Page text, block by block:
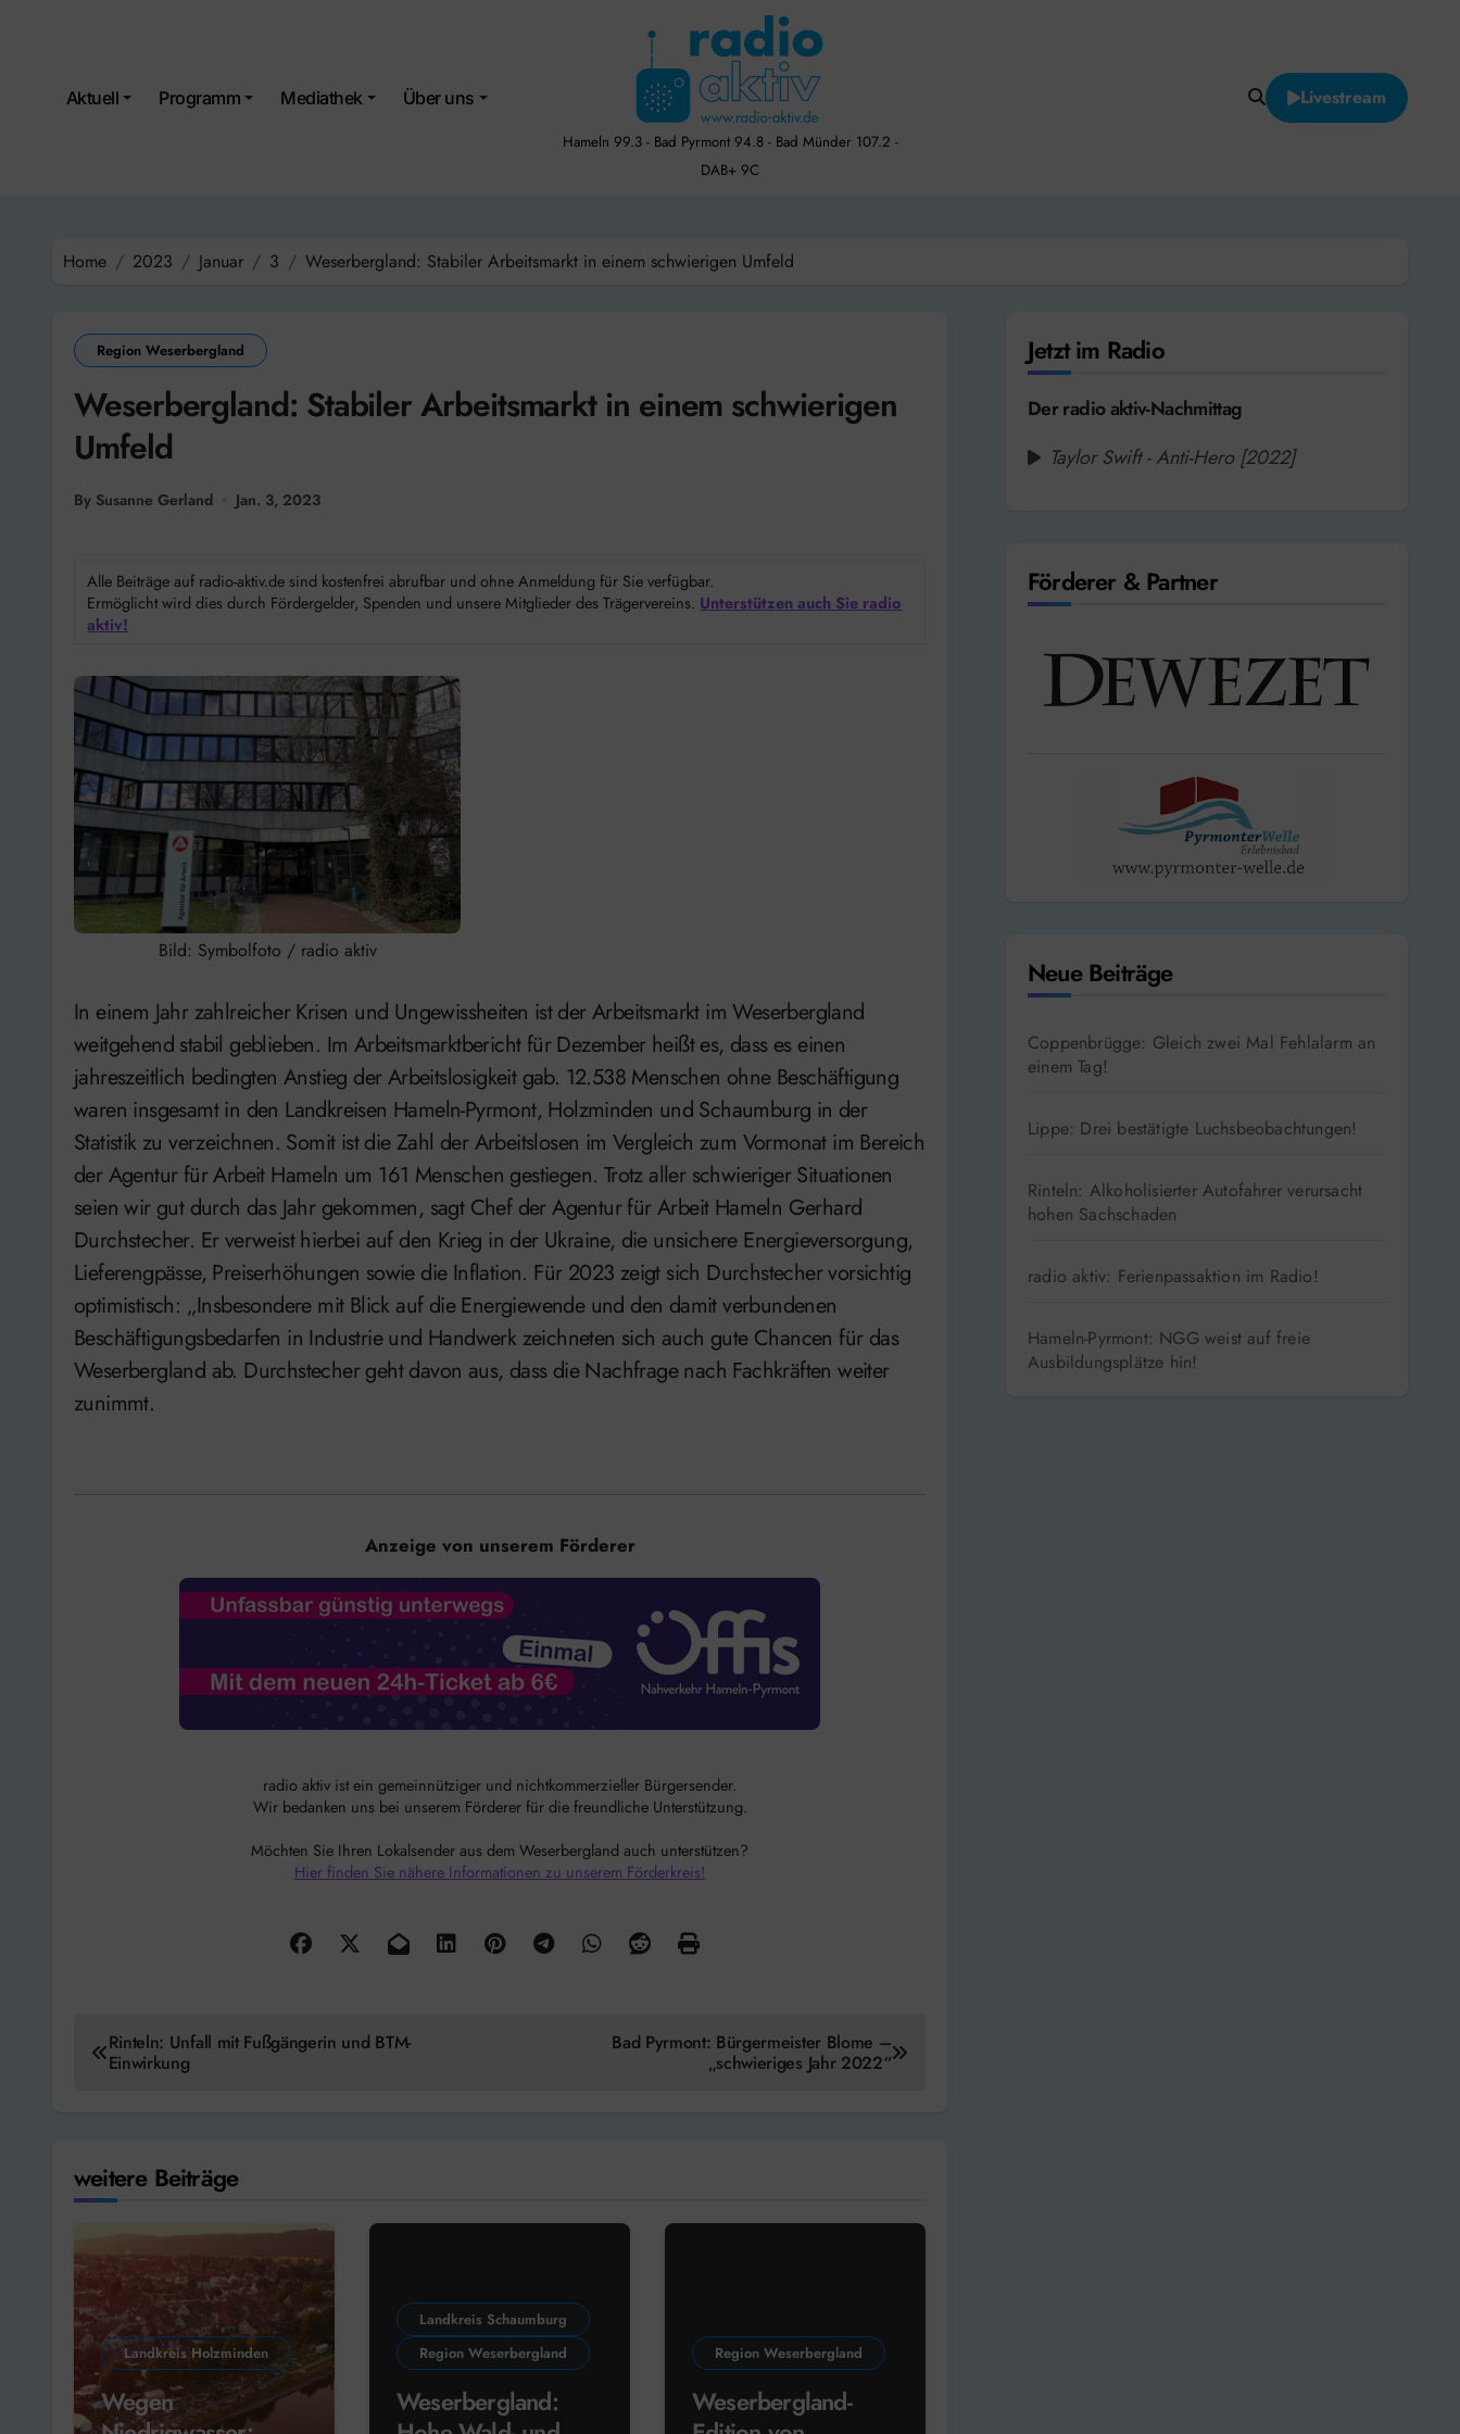
Aktuell Programm Mediathek Über uns
Hameln 99.3 - Bad Pyrmont 94.8 - Bad Münder 107.2 -
DAB+ 9C
Livestream
Home 2023 Januar 3 Weserbergland: Stabiler Arbeitsmarkt in einem schwierigen Umfeld
Region Weserbergland
Weserbergland: Stabiler Arbeitsmarkt in einem schwierigen
Umfeld
By Susanne Gerland Jan. 3, 2023
Alle Beiträge auf radio-aktiv.de sind kostenfrei abrufbar und ohne Anmeldung für Sie verfügbar.
Ermöglicht wird dies durch Fördergelder, Spenden und unsere Mitglieder des Trägervereins. Unterstützen auch Sie radio
aktiv!
Bild: Symbolfoto / radio aktiv
In einem Jahr zahlreicher Krisen und Ungewissheiten ist der Arbeitsmarkt im Weserbergland
weitgehend stabil geblieben. Im Arbeitsmarktbericht für Dezember heißt es, dass es einen
jahreszeitlich bedingten Anstieg der Arbeitslosigkeit gab. 12.538 Menschen ohne Beschäftigung
waren insgesamt in den Landkreisen Hameln-Pyrmont, Holzminden und Schaumburg in der
Statistik zu verzeichnen. Somit ist die Zahl der Arbeitslosen im Vergleich zum Vormonat im Bereich
der Agentur für Arbeit Hameln um 161 Menschen gestiegen. Trotz aller schwieriger Situationen
seien wir gut durch das Jahr gekommen, sagt Chef der Agentur für Arbeit Hameln Gerhard
Durchstecher. Er verweist hierbei auf den Krieg in der Ukraine, die unsichere Energieversorgung,
Lieferengpässe, Preiserhöhungen sowie die Inflation. Für 2023 zeigt sich Durchstecher vorsichtig
optimistisch: „Insbesondere mit Blick auf die Energiewende und den damit verbundenen
Beschäftigungsbedarfen in Industrie und Handwerk zeichneten sich auch gute Chancen für das
Weserbergland ab. Durchstecher geht davon aus, dass die Nachfrage nach Fachkräften weiter
zunimmt.
Anzeige von unserem Förderer
radio aktiv ist ein gemeinnütziger und nichtkommerzieller Bürgersender.
Wir bedanken uns bei unserem Förderer für die freundliche Unterstützung.
Möchten Sie Ihren Lokalsender aus dem Weserbergland auch unterstützen?
Hier finden Sie nähere Informationen zu unserem Förderkreis!
Beitragsnavigation
Rinteln: Unfall mit Fußgängerin und BTM-
Einwirkung
Bad Pyrmont: Bürgermeister Blome –
„schwieriges Jahr 2022“
weitere Beiträge
Landkreis Holzminden
Wegen
Landkreis Schaumburg
Region Weserbergland
Weserbergland:
Region Weserbergland
Weserbergland-
Jetzt im Radio
Der radio aktiv-Nachmittag
Taylor Swift - Anti-Hero [2022]
Förderer & Partner
Neue Beiträge
Coppenbrügge: Gleich zwei Mal Fehlalarm an
einem Tag!
Lippe: Drei bestätigte Luchsbeobachtungen!
Rinteln: Alkoholisierter Autofahrer verursacht
hohen Sachschaden
radio aktiv: Ferienpassaktion im Radio!
Hameln-Pyrmont: NGG weist auf freie
Ausbildungsplätze hin!